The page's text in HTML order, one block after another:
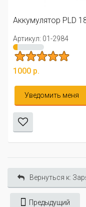
Аккумулятор PLD
Артикул: 01-2984
1000 р.
Уведомить меня
Вернуться к:
Предыдущий